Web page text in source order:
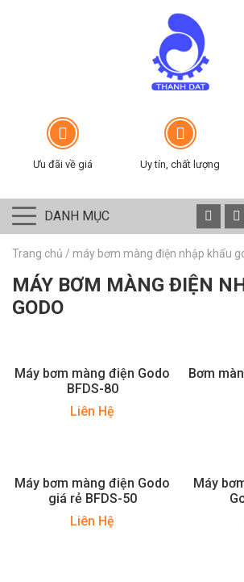
Ưu đãi về giá Uy tín, chất lượng
DANH MỤC
Trang chủ / máy bơm màng điện nhập khẩu
MÁY BƠM MÀNG ĐIỆN
GODO
Máy bơm màng điện Godo
BFDS-80
Liên Hệ
Bơm
Máy bơm màng điện Godo
giá rẻ BFDS-50
Liên Hệ
Máy